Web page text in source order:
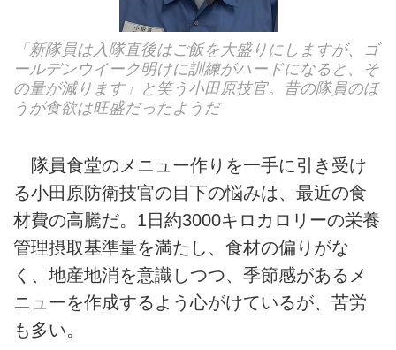
「新隊員は入隊直後はご飯を大盛りにしますが、ゴ
ールデンウイーク明けに訓練がハードになると、そ
の量が減ります」と笑う小田原技官。昔の隊員のほ
うが食欲は旺盛だったようだ
隊員食堂のメニュー作りを一手に引き受け
る小田原防衛技官の目下の悩みは、最近の食
材費の高騰だ。1日約3000キロカロリーの栄養
管理摂取基準量を満たし、食材の偏りがな
く、地産地消を意識しつつ、季節感があるメ
ニューを作成するよう心がけているが、苦労
も多い。